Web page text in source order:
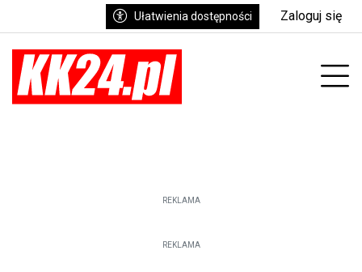
Ułatwienia dostępności Zaloguj się
REKLAMA
REKLAMA